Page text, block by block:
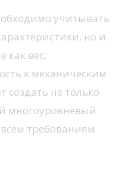
учитывать
но и
как вес,
к механическим
не только
многоуровневый
требованиям